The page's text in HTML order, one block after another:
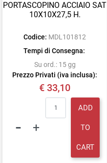
PORTASCOPINO ACCIAIO SAT
10X10X27,5 H.
Codice: MDL101812
Tempi di Consegna:
Su ord.: 15 gg
Prezzo Privati (iva inclusa):
€ 33,10
ADD
TO
CART